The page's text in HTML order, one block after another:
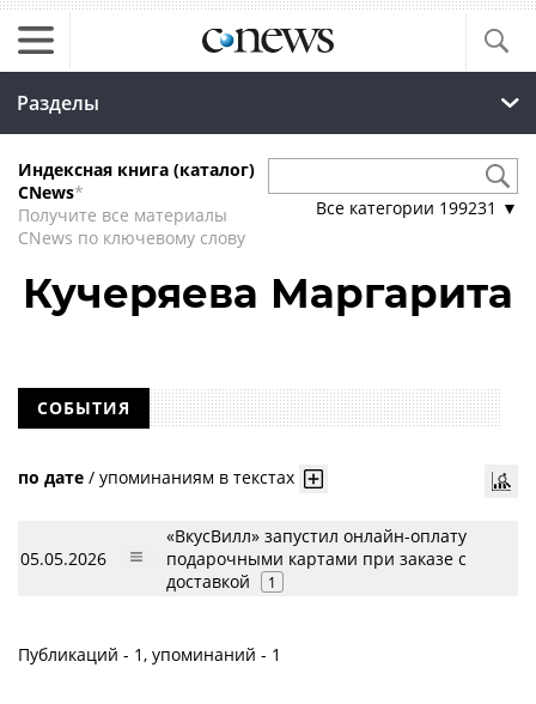
Разделы
Индексная книга (каталог)
CNews*
Получите все материалы
CNews по ключевому слову
Все категории 199231 ▼
Кучеряева Маргарита
СОБЫТИЯ
по дате / упоминаниям в текстах
05.05.2026
«ВкусВилл» запустил онлайн-оплату
подарочными картами при заказе с
доставкой
1
Публикаций - 1, упоминаний - 1